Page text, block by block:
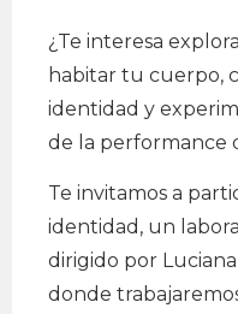
¿Te interesa
habitar tu cuerpo,
identidad y
de la performance
Te invitamos a
identidad, un
dirigido por
donde